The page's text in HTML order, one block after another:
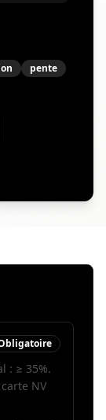
pente
: ≥ 35%.
NV